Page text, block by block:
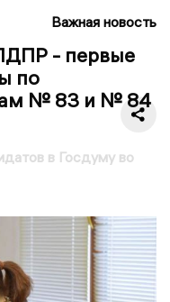
Важная новость
- первые
по
№ 83 и № 84
в Госдуму во